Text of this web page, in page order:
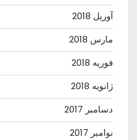
آوریل 2018
مارس 2018
فوریه 2018
ژانویه 2018
دسامبر 2017
نوامبر 2017